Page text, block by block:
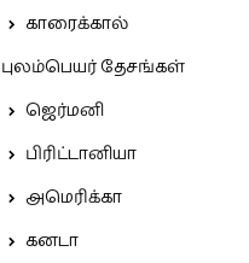
காரைக்கால்
புலம்பெயர் தேசங்கள்
ஜெர்மனி
பிரிட்டானியா
அமெரிக்கா
கனடா